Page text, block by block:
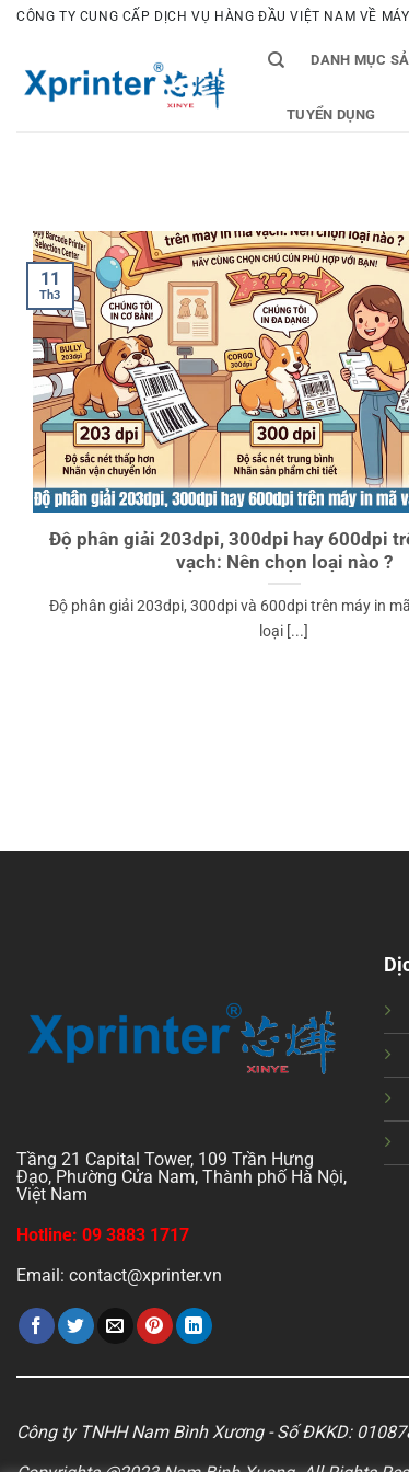
Bỏ
dung
CÔNG TY CUNG CẤP DỊCH VỤ HÀNG ĐẦU VIỆT NAM VỀ
DANH MỤC
TUYỂN DỤNG
Độ phân giải 203dpi, 300dpi hay 600dpi
vạch: Nên chọn loại nào ?
Độ phân giải 203dpi, 300dpi và 600dpi trên máy in
loại [...]
11
Th3
Tầng 21 Capital Tower, 109 Trần Hưng
Đạo, Phường Cửa Nam, Thành phố Hà Nội,
Việt Nam
Hotline: 09 3883 1717
Email: contact@xprinter.vn
Công ty TNHH Nam Bình Xương - Số ĐKKD: